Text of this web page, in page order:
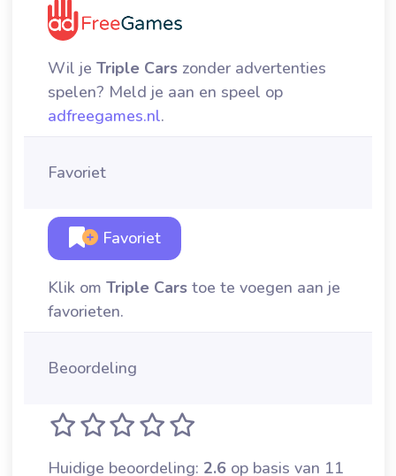
Wil je Triple Cars zonder advertenties
spelen? Meld je aan en speel op
adfreegames.nl.
Favoriet
Favoriet
Klik om Triple Cars toe te voegen aan je
favorieten.
Beoordeling
Huidige beoordeling: 2.6 op basis van 11